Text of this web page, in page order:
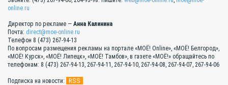
online.ru
Директор по рекламе — Анна Калинина
Почта: direct@moe-online.ru
Телефон 8 (473) 267-94-13
По вопросам размещения рекламы на портале «МОЁ! Online», «МОЁ! Белгород»,
«МОЁ! Курск», «МОЁ! Липецк», «МОЁ! Тамбов», в газете «МОЁ!» обращайтесь по
телефонам: 8 (473) 267-94-13, 267-94-11, 267-94-10, 267-94-08, 267-94-07, 267-94-06
Подписка на новости: RSS